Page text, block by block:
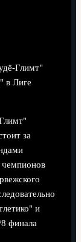
Глимт"
в Лиге
за
чемпионов
и
финала